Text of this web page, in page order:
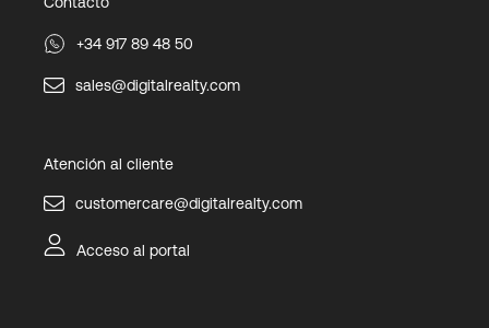
+34 917 89 48 50
sales@digitalrealty.com
Atención al cliente
customercare@digitalrealty.com
Acceso al portal